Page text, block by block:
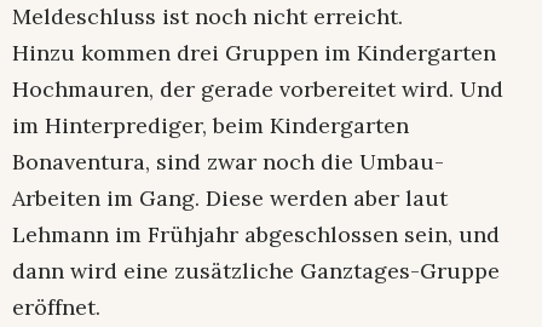
Meldeschluss ist noch nicht erreicht.
Hinzu kommen drei Gruppen im Kindergarten
Hochmauren, der gerade vorbereitet wird. Und
im Hinterprediger, beim Kindergarten
Bonaventura, sind zwar noch die Umbau-
Arbeiten im Gang. Diese werden aber laut
Lehmann im Frühjahr abgeschlossen sein, und
dann wird eine zusätzliche Ganztages-Gruppe
eröffnet.